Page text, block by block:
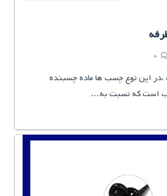
0
این نوع چسب ها ماده چسبنده
است که نسبت به…